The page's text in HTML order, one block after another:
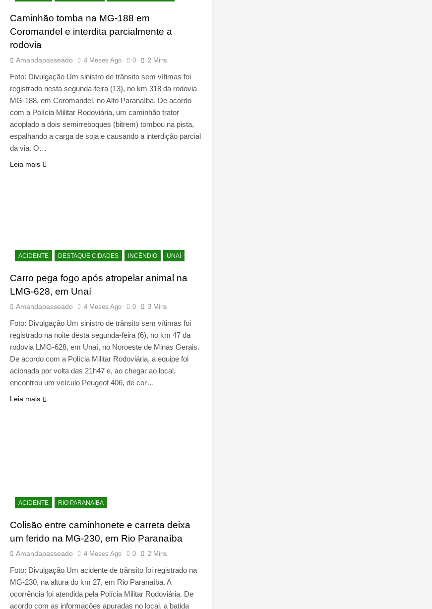
Caminhão tomba na MG-188 em
Coromandel e interdita parcialmente a
rodovia
Amandapasseado 4 Meses Ago 0 2 Mins
Foto: Divulgação Um sinistro de trânsito sem vítimas foi
registrado nesta segunda-feira (13), no km 318 da rodovia
MG-188, em Coromandel, no Alto Paranaíba. De acordo
com a Polícia Militar Rodoviária, um caminhão trator
acoplado a dois semirreboques (bitrem) tombou na pista,
espalhando a carga de soja e causando a interdição parcial
da via. O…
Leia mais
ACIDENTE DESTAQUE CIDADES INCÊNDIO UNAÍ
Carro pega fogo após atropelar animal na
LMG-628, em Unaí
Amandapasseado 4 Meses Ago 0 3 Mins
Foto: Divulgação Um sinistro de trânsito sem vítimas foi
registrado na noite desta segunda-feira (6), no km 47 da
rodovia LMG-628, em Unaí, no Noroeste de Minas Gerais.
De acordo com a Polícia Militar Rodoviária, a equipe foi
acionada por volta das 21h47 e, ao chegar ao local,
encontrou um veículo Peugeot 406, de cor…
Leia mais
ACIDENTE RIO PARANAÍBA
Colisão entre caminhonete e carreta deixa
um ferido na MG-230, em Rio Paranaíba
Amandapasseado 4 Meses Ago 0 2 Mins
Foto: Divulgação Um acidente de trânsito foi registrado na
MG-230, na altura do km 27, em Rio Paranaíba. A
ocorrência foi atendida pela Polícia Militar Rodoviária. De
acordo com as informações apuradas no local, a batida